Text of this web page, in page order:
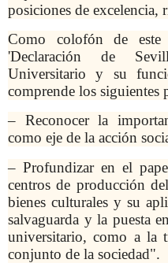
posiciones de excelencia,
Como colofón de este
'Declaración de
Universitario y su
comprende los siguientes
– Reconocer la
como eje de la acción
– Profundizar en el
centros de producción
bienes culturales y su
salvaguarda y la puesta
universitario, como a la
conjunto de la sociedad".